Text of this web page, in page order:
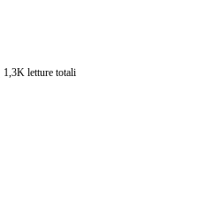
1,3K letture totali